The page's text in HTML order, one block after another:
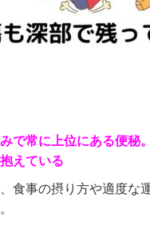
で常に上位にある便秘
えている
食事の摂り方や適度な